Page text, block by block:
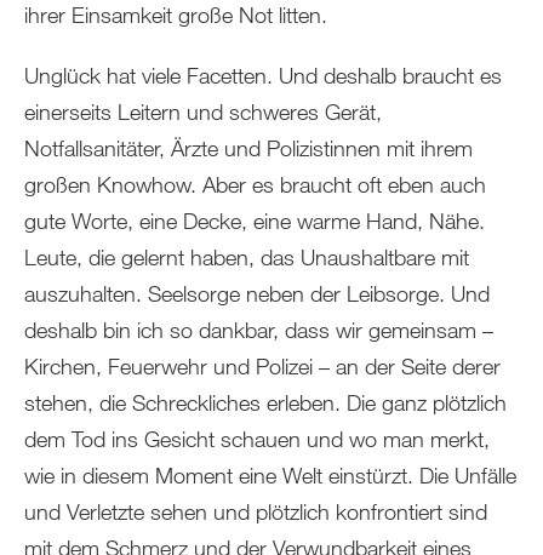
ihrer Einsamkeit große Not litten.
Unglück hat viele Facetten. Und deshalb braucht es
einerseits Leitern und schweres Gerät,
Notfallsanitäter, Ärzte und Polizistinnen mit ihrem
großen Knowhow. Aber es braucht oft eben auch
gute Worte, eine Decke, eine warme Hand, Nähe.
Leute, die gelernt haben, das Unaushaltbare mit
auszuhalten. Seelsorge neben der Leibsorge. Und
deshalb bin ich so dankbar, dass wir gemeinsam –
Kirchen, Feuerwehr und Polizei – an der Seite derer
stehen, die Schreckliches erleben. Die ganz plötzlich
dem Tod ins Gesicht schauen und wo man merkt,
wie in diesem Moment eine Welt einstürzt. Die Unfälle
und Verletzte sehen und plötzlich konfrontiert sind
mit dem Schmerz und der Verwundbarkeit eines